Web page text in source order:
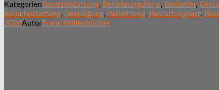
Kategorien Baumbestattung, Beisetzungsform, Bestatter,
Baumbestattung, Beerdigung, Beisetzung, Bestattungsart,
2026AutorFrank Willenbücher